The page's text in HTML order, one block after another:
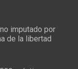
imputado por
de la libertad